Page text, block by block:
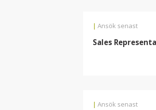
| Ansök senast
Sales
| Ansök senast